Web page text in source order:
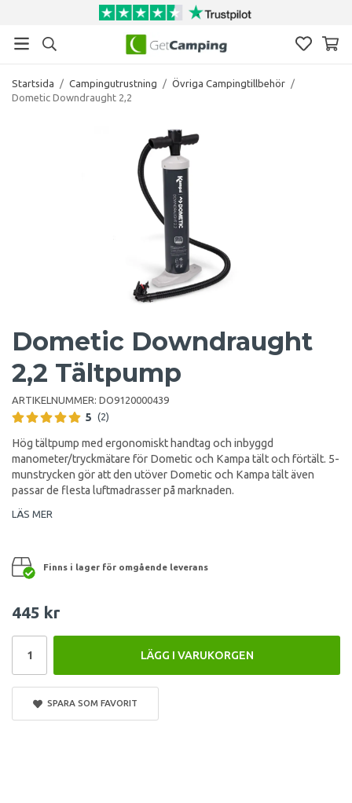
Startsida / Campingutrustning / Övriga Campingtillbehör /
Dometic Downdraught 2,2
Dometic Downdraught
2,2 Tältpump
ARTIKELNUMMER: DO9120000439
5 (2)
Hög tältpump med ergonomiskt handtag och inbyggd
manometer/tryckmätare för Dometic och Kampa tält och förtält. 5-
munstrycken gör att den utöver Dometic och Kampa tält även
passar de flesta luftmadrasser på marknaden.
LÄS MER
Finns i lager för omgående leverans
445 kr
LÄGG I VARUKORGEN
SPARA SOM FAVORIT